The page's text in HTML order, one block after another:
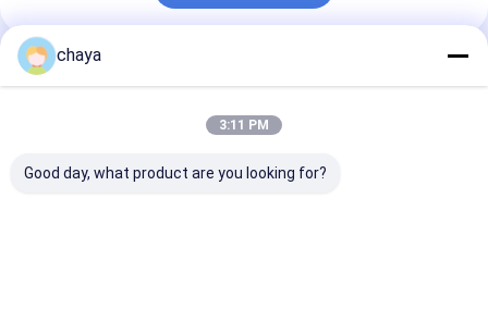
আমাদের বিভাগসমূহ
chaya
3:11 PM
Good day, what product are you looking for?